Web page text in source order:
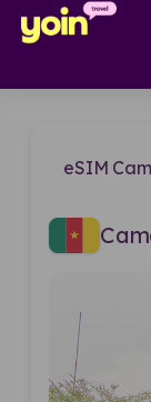
eSIM